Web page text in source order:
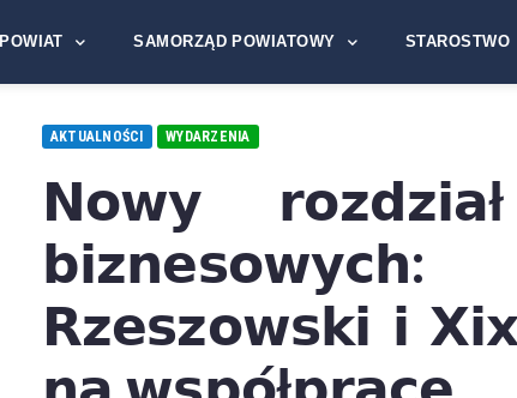
POWIAT SAMORZĄD POWIATOWY STAROSTWO
AKTUALNOŚCI WYDARZENIA
𝗡𝗼𝘄𝘆
𝗥𝘇𝗲𝘀𝘇𝗼𝘄𝘀𝗸𝗶 𝗶